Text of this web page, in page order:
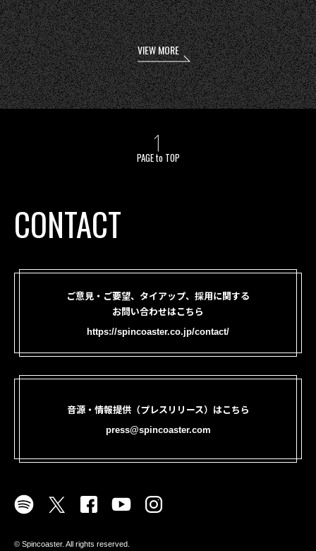
VIEW MORE
PAGE to TOP
CONTACT
ご意見・ご要望、タイアップ、採用に関する
お問い合わせはこちら
https://spincoaster.co.jp/contact/
音源・情報提供（プレスリリース）はこちら
press@spincoaster.com
©︎ Spincoaster. All rights reserved.